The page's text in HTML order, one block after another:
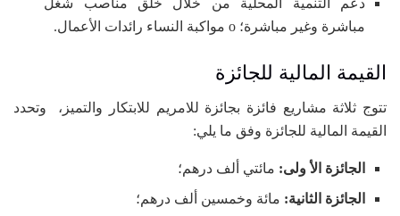
دعم التنمية المحلية من خلال خلق مناصب شغل
مباشرة وغير مباشرة؛ o مواكبة النساء رائدات الأعمال.
القيمة المالية للجائزة
تتوج ثلاثة مشاريع فائزة بجائزة للامريم للابتكار والتميز، وتحدد
القيمة المالية للجائزة وفق ما يلي:
الجائزة الأ ولى: مائتي ألف درهم؛
الجائزة الثانية: مائة وخمسين ألف درهم؛